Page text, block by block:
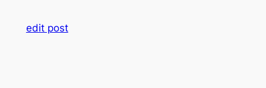
edit post